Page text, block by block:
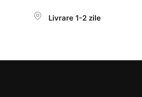
Livrare 1-2 zile